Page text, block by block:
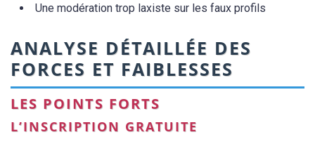
Une modération trop laxiste sur les faux profils
ANALYSE DÉTAILLÉE DES
FORCES ET FAIBLESSES
LES POINTS FORTS
L’INSCRIPTION GRATUITE